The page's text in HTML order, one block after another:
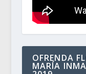
OFRENDA
MARÍA